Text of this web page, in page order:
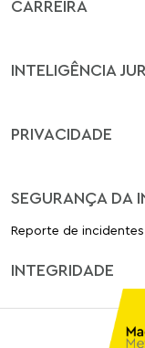
CARREIRA
INTELIGÊNCIA
PRIVACIDADE
SEGURANÇA DA
Reporte de
INTEGRIDADE